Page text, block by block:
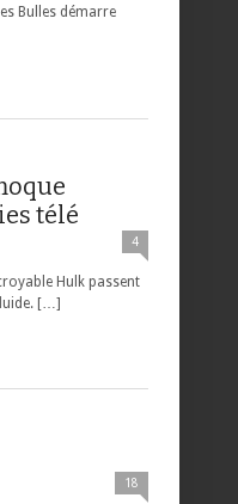
Bulles démarre
télé
4
Hulk passent
[…]
18